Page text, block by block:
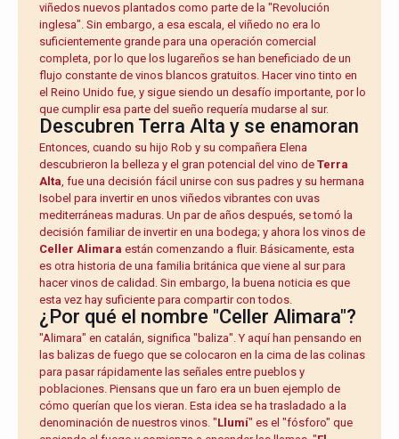
viñedos nuevos plantados como parte de la "Revolución
inglesa". Sin embargo, a esa escala, el viñedo no era lo
suficientemente grande para una operación comercial
completa, por lo que los lugareños se han beneficiado de un
flujo constante de vinos blancos gratuitos. Hacer vino tinto en
el Reino Unido fue, y sigue siendo un desafío importante, por lo
que cumplir esa parte del sueño requería mudarse al sur.
Descubren Terra Alta y se enamoran
Entonces, cuando su hijo Rob y su compañera Elena
descubrieron la belleza y el gran potencial del vino de Terra
Alta, fue una decisión fácil unirse con sus padres y su hermana
Isobel para invertir en unos viñedos vibrantes con uvas
mediterráneas maduras. Un par de años después, se tomó la
decisión familiar de invertir en una bodega; y ahora los vinos de
Celler Alimara están comenzando a fluir. Básicamente, esta
es otra historia de una familia británica que viene al sur para
hacer vinos de calidad. Sin embargo, la buena noticia es que
esta vez hay suficiente para compartir con todos.
¿Por qué el nombre "Celler Alimara"?
"Alimara" en catalán, significa "baliza". Y aquí han pensando en
las balizas de fuego que se colocaron en la cima de las colinas
para pasar rápidamente las señales entre pueblos y
poblaciones. Piensans que un faro era un buen ejemplo de
cómo querían que los vieran. Esta idea se ha trasladado a la
denominación de nuestros vinos. "Llumí" es el "fósforo" que